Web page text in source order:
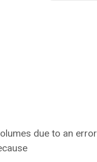
due to an error